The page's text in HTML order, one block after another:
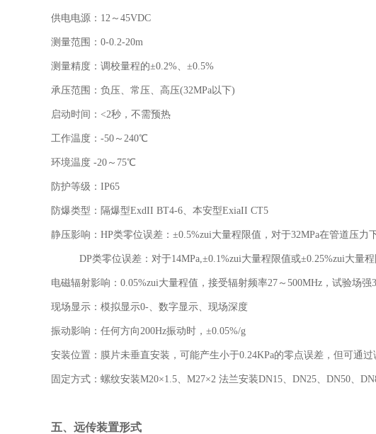
供电电源：12～45VDC
测量范围：0-0.2-20m
测量精度：调校量程的±0.2%、±0.5%
承压范围：负压、常压、高压(32MPa以下)
启动时间：<2秒，不需预热
工作温度：-50～240℃
环境温度 -20～75℃
防护等级：IP65
防爆类型：隔爆型ExdII BT4-6、本安型ExiaII CT5
静压影响：HP类零位误差：±0.5%zui大量程限值，对于32MPa在管道压力
DP类零位误差：对于14MPa,±0.1%zui大量程限值或±0.25%zui大量程
电磁辐射影响：0.05%zui大量程值，接受辐射频率27～500MHz，试验场强
现场显示：模拟显示0-、数字显示、现场深度
振动影响：任何方向200Hz振动时，±0.05%/g
安装位置：膜片未垂直安装，可能产生小于0.24KPa的零点误差，但可通过
固定方式：螺纹安装M20×1.5、M27×2 法兰安装DN15、DN25、DN50、
五、 远传装置形式